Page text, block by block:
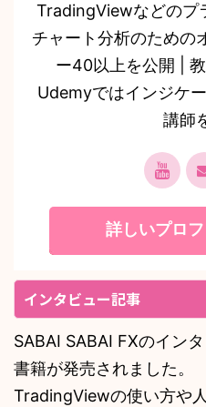
TradingViewなどのプ
チャート分析のための
ー40以上を公開 |
Udemyではインジケ
講師
詳しいプロ
インタビュー記事
SABAI SABAI FXのイン
書籍が発売されました。
TradingViewの使い方や